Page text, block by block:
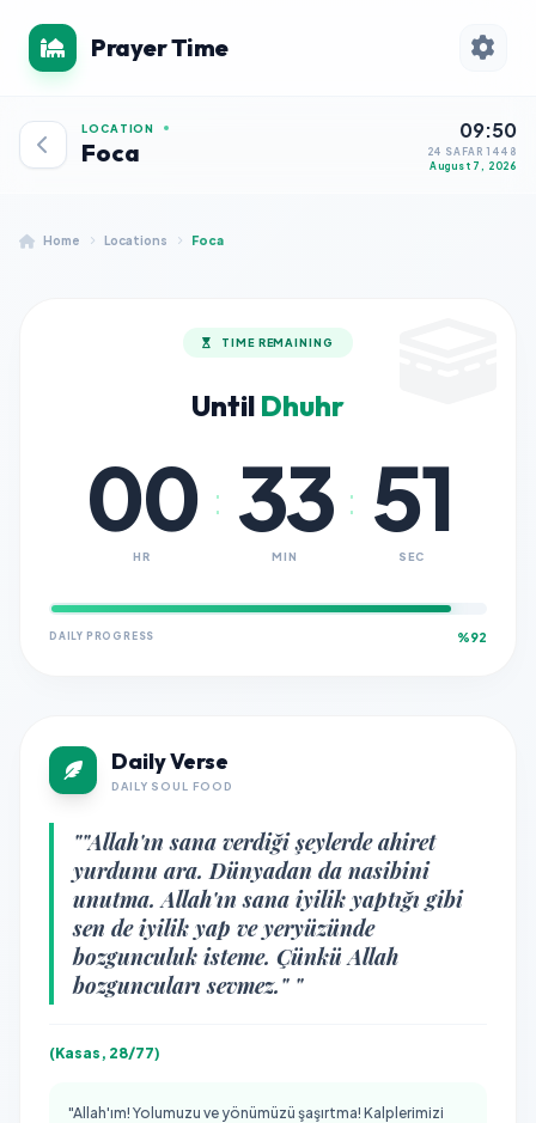
Prayer Time
LOCATION
Foca
09:50
24 SAFAR 1448
August 7, 2026
Home Locations Foca
TIME REMAINING
Until Dhuhr
00
HR
: 33
MIN
: 51
SEC
DAILY PROGRESS %92
Daily Verse
DAILY SOUL FOOD
""Allah'ın sana verdiği şeylerde ahiret
yurdunu ara. Dünyadan da nasibini
unutma. Allah'ın sana iyilik yaptığı gibi
sen de iyilik yap ve yeryüzünde
bozgunculuk isteme. Çünkü Allah
bozguncuları sevmez." "
(Kasas, 28/77)
"Allah'ım! Yolumuzu ve yönümüzü şaşırtma! Kalplerimizi